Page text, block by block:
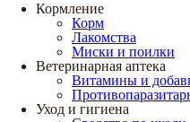
Кормление
Корм
Лакомства
Миски и поилки
Ветеринарная аптека
Витамины и
Уход и гигиена